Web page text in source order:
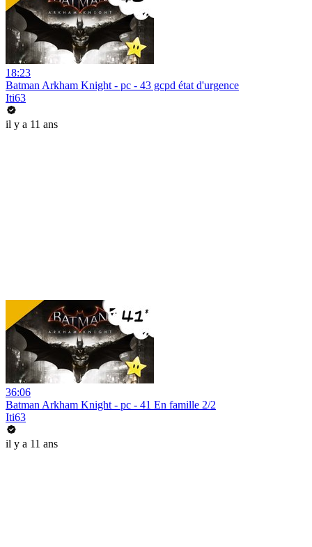
18:23
Batman Arkham Knight - pc - 43 gcpd état d'urgence
Iti63
il y a 11 ans
36:06
Batman Arkham Knight - pc - 41 En famille 2/2
Iti63
il y a 11 ans